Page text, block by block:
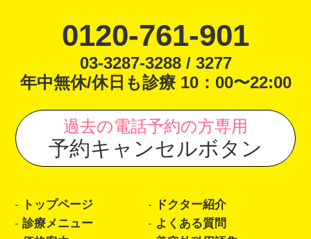
0120-761-901
03-3287-3288 / 3277
年中無休/休日も診療 10：00〜22:00
過去の電話予約の方専用
予約キャンセルボタン
トップページ
ドクター紹介
診療メニュー
よくある質問